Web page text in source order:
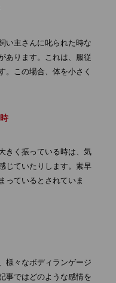
い主さんに叱られた時な
あります。これは、服従
。この場合、体を小さく
きく振っている時は、気
じていたりします。素早
っているとされていま
様々なボディランゲージ
事ではどのような感情を